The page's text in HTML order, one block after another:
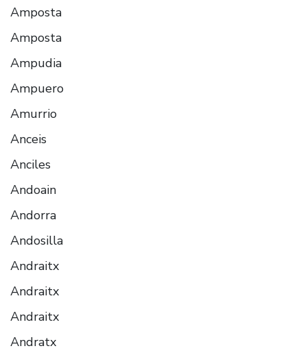
Amposta
Amposta
Ampudia
Ampuero
Amurrio
Anceis
Anciles
Andoain
Andorra
Andosilla
Andraitx
Andraitx
Andraitx
Andratx